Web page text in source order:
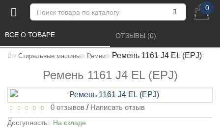
0
Стиральные машины Ремни Ремень 1161 J4 EL (EPJ)
Ремень 1161 J4 EL (EPJ)
ВСЕ О ТОВАРЕ ОТЗЫВЫ (0)
0 отзывов / Написать отзыв
Доступность: На складе